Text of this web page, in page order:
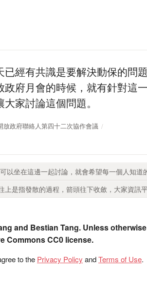
已經有共識是要解決動保的問
政府月會的時候，就有針對這
家討論這個問題。
放政府聯絡人第四十二次協作會議
以坐在這邊一起討論，就會希望每一個人知道
上是指發散的過程，箭頭往下收斂，大家資訊
and Bestian Tang. Unless
Commons CC0 license.
to the Privacy Policy andTerms of Use.